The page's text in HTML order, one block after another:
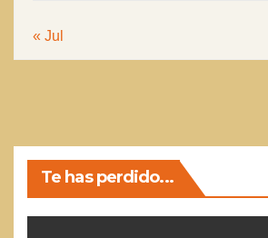
« Jul
Te has perdido...